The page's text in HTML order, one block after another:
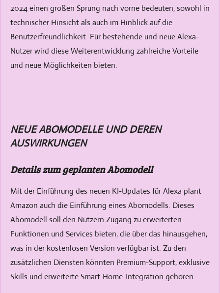
2024 einen großen Sprung nach vorne bedeuten, sowohl in
technischer Hinsicht als auch im Hinblick auf die
Benutzerfreundlichkeit. Für bestehende und neue Alexa-
Nutzer wird diese Weiterentwicklung zahlreiche Vorteile
und neue Möglichkeiten bieten.
NEUE ABOMODELLE UND DEREN
AUSWIRKUNGEN
Details zum geplanten Abomodell
Mit der Einführung des neuen KI-Updates für Alexa plant
Amazon auch die Einführung eines Abomodells. Dieses
Abomodell soll den Nutzern Zugang zu erweiterten
Funktionen und Services bieten, die über das hinausgehen,
was in der kostenlosen Version verfügbar ist. Zu den
zusätzlichen Diensten könnten Premium-Support, exklusive
Skills und erweiterte Smart-Home-Integration gehören.